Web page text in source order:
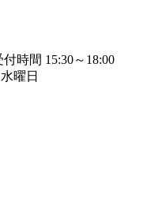
時間 15:30～18:00
曜日